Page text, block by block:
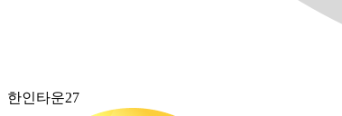
한인타운27